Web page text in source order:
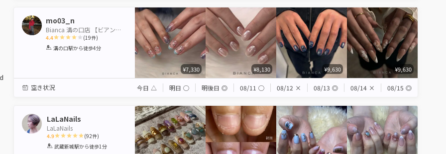
mo03_n
Bianca 溝の口店 【ビアンカ】
4.4
1 2 3 4 5
(19件)
溝の口駅から徒歩4分
¥7,330 ¥8,130 ¥9,630 ¥9,630
空き状況 今日 △ 明日 ◯ 明後日 ◎ 08/11 ◯ 08/12 × 08/13 ◎ 08/14 × 08/15 ◎
LaLaNails
LaLaNails
4.9
1 2 3 4 5
(92件)
武蔵新城駅から徒歩1分